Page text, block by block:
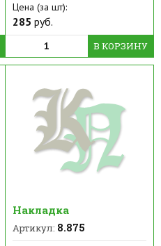
Цена (за шт):
285 руб.
В КОРЗИНУ
Накладка
Артикул: 8.875